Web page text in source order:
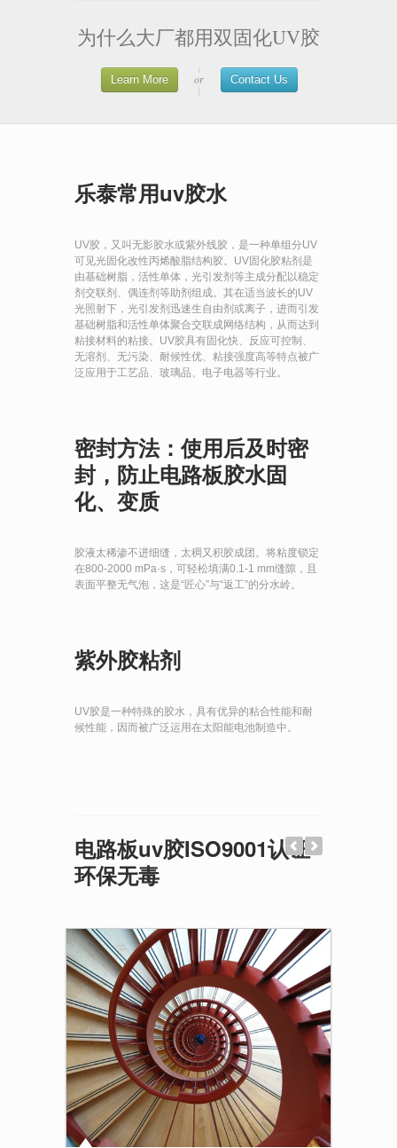
3 Columns
4 Columns
Thumbs Grid
PROJECTS
Project Page VIDEO
Blog Main Page
Standard Post
Image Post
Gallery Post
THUMBS
Gallery Post SLIDER
Contact
为什么大厂都用双固化UV胶
Learn More or Contact Us
乐泰常用uv胶水
UV胶，又叫无影胶水或紫外线胶，是一种单组分UV
可见光固化改性丙烯酸脂结构胶。UV固化胶粘剂是
由基础树脂，活性单体，光引发剂等主成分配以稳定
剂交联剂、偶连剂等助剂组成。其在适当波长的UV
光照射下，光引发剂迅速生自由剂或离子，进而引发
基础树脂和活性单体聚合交联成网络结构，从而达到
粘接材料的粘接。UV胶具有固化快、反应可控制、
无溶剂、无污染、耐候性优、粘接强度高等特点被广
泛应用于工艺品、玻璃品、电子电器等行业。
密封方法：使用后及时密
封，防止电路板胶水固
化、变质
胶液太稀渗不进细缝，太稠又积胶成团。将粘度锁定
在800-2000 mPa·s，可轻松填满0.1-1 mm缝隙，且
表面平整无气泡，这是“匠心”与“返工”的分水岭。
紫外胶粘剂
UV胶是一种特殊的胶水，具有优异的粘合性能和耐
候性能，因而被广泛运用在太阳能电池制造中。
电路板uv胶ISO9001认证
环保无毒